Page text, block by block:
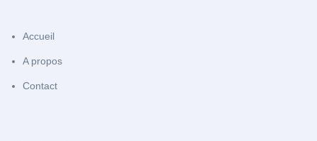
Accueil
A propos
Contact